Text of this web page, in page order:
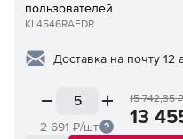
пользователей
KL4546RAEDR
Доставка на почту 12
2 691 ₽/шт
15 742,35₽
13